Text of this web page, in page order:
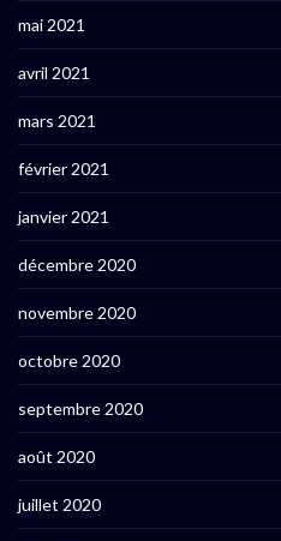
mai 2021
avril 2021
mars 2021
février 2021
janvier 2021
décembre 2020
novembre 2020
octobre 2020
septembre 2020
août 2020
juillet 2020